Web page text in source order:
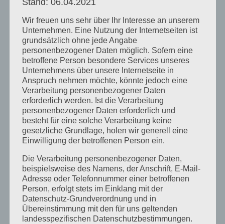
vereinbarte Vergütung ist unmittelbar mit
Vertragsschluss – vor Beginn – fällig.
Sämtliche Preisangaben sind exclusive möglicher
anfallenden Kosten (zB Fahrtkosten, Nächtigung,
). Dafür ist der Kunde zuständig und
verantwortlich.
Im Preis sind keine Kursunterlagen enthalten.
Diese werden separat in Rechnung gestellt.
Im Preis sind keine Vorbereitungs- und
Nachbearbeitungskosten enthalten. Diese
werden separat in Rechnung gestellt.
Im Preis sind keine Telefonate und E-Mails
berücksichtigt. Diese werden separat in
Rechnung gestellt.
*********************************************************
Stand: 06.04.2021
Wir freuen uns sehr über Ihr Interesse an unserem
Unternehmen. Eine Nutzung der Internetseiten ist
grundsätzlich ohne jede Angabe
personenbezogener Daten möglich. Sofern eine
betroffene Person besondere Services unseres
Unternehmens über unsere Internetseite in
Anspruch nehmen möchte, könnte jedoch eine
Verarbeitung personenbezogener Daten
erforderlich werden. Ist die Verarbeitung
personenbezogener Daten erforderlich und
besteht für eine solche Verarbeitung keine
gesetzliche Grundlage, holen wir generell eine
Einwilligung der betroffenen Person ein.
Die Verarbeitung personenbezogener Daten,
beispielsweise des Namens, der Anschrift, E-Mail-
Adresse oder Telefonnummer einer betroffenen
Person, erfolgt stets im Einklang mit der
Datenschutz-Grundverordnung und in
Übereinstimmung mit den für uns geltenden
landesspezifischen Datenschutzbestimmungen.